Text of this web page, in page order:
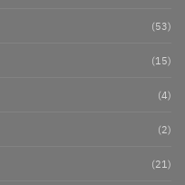
(53)
(15)
(4)
(2)
(21)